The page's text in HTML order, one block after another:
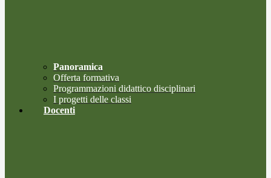
Panoramica
Offerta formativa
Programmazioni didattico disciplinari
I progetti delle classi
Docenti